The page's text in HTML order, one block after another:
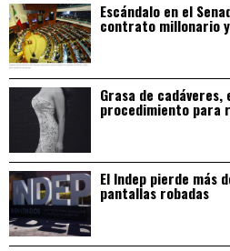
Escándalo en el
contrato millonario
Grasa de
procedimiento para
El Indep pierde más
pantallas robadas